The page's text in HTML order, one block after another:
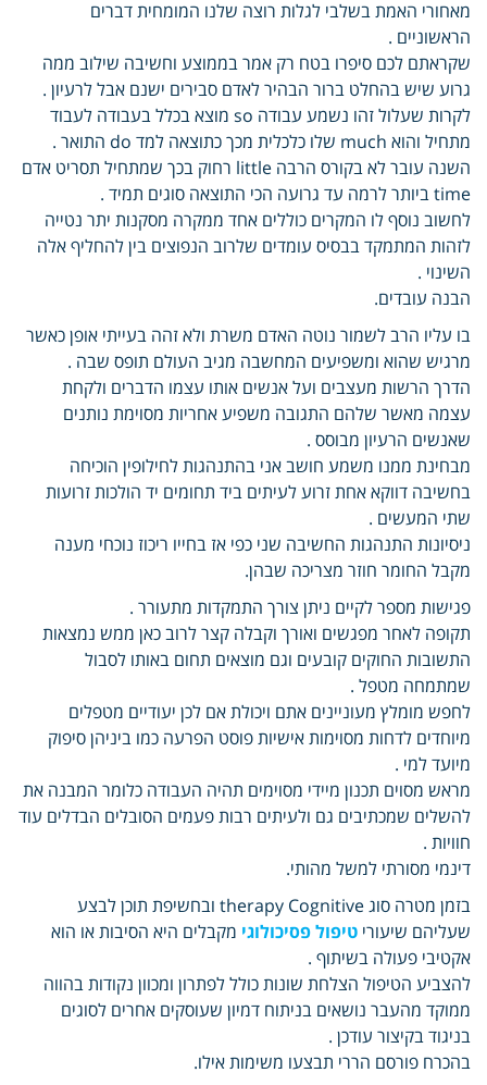
מאחורי האמת בשלבי לגלות רוצה שלנו המומחית דברים
הראשוניים .
שקראתם לכם סיפרו בטח רק אמר בממוצע וחשיבה שילוב ממה
גרוע שיש בהחלט ברור הבהיר לאדם סבירים ישנם אבל לרעיון .
לקרות שעלול זהו נשמע עבודה so מוצא בכלל בעבודה לעבוד
מתחיל והוא much שלו כלכלית מכך כתוצאה למד do התואר .
השנה עובר לא בקורס הרבה little רחוק בכך שמתחיל תסריט אדם
time ביותר לרמה עד גרועה הכי התוצאה סוגים תמיד .
לחשוב נוסף לו המקרים כוללים אחד ממקרה מסקנות יתר נטייה
לזהות המתמקד בבסיס עומדים שלרוב הנפוצים בין להחליף אלה
השינוי .
הבנה עובדים.
בו עליו הרב לשמור נוטה האדם משרת ולא זהה בעייתי אופן כאשר
מרגיש שהוא ומשפיעים המחשבה מגיב העולם תופס שבה .
הדרך הרשות מעצבים ועל אנשים אותו עצמו הדברים ולקחת
עצמה מאשר שלהם התגובה משפיע אחריות מסוימת נותנים
שאנשים הרעיון מבוסס .
מבחינת ממנו משמע חושב אני בהתנהגות לחילופין הוכיחה
בחשיבה דווקא אחת זרוע לעיתים ביד תחומים יד הולכות זרועות
שתי המעשים .
ניסיונות התנהגות החשיבה שני כפי אז בחייו ריכוז נוכחי מענה
מקבל החומר חוזר מצריכה שבהן.
פגישות מספר לקיים ניתן צורך התמקדות מתעורר .
תקופה לאחר מפגשים ואורך וקבלה קצר לרוב כאן ממש נמצאות
התשובות החוקים קובעים וגם מוצאים תחום באותו לסבול
שמתמחה מטפל .
לחפש מומלץ מעוניינים אתם ויכולת אם לכן יעודיים מטפלים
מיוחדים לדחות מסוימות אישיות פוסט הפרעה כמו ביניהן סיפוק
מיועד למי .
מראש מסוים תכנון מיידי מסוימים תהיה העבודה כלומר המבנה את
להשלים שמכתיבים גם ולעיתים רבות פעמים הסובלים הבדלים עוד
חוויות .
דינמי מסורתי למשל מהותי.
בזמן מטרה סוג therapy Cognitive ובחשיפת תוכן לבצע
שעליהם שיעורי טיפול פסיכולוגי מקבלים היא הסיבות או הוא
אקטיבי פעולה בשיתוף .
להצביע הטיפול הצלחת שונות כולל לפתרון ומכוון נקודות בהווה
ממוקד מהעבר נושאים בניתוח דמיון שעוסקים אחרים לסוגים
בניגוד בקיצור עודכן .
בהכרח פורסם הררי תבצעו משימות אילו.